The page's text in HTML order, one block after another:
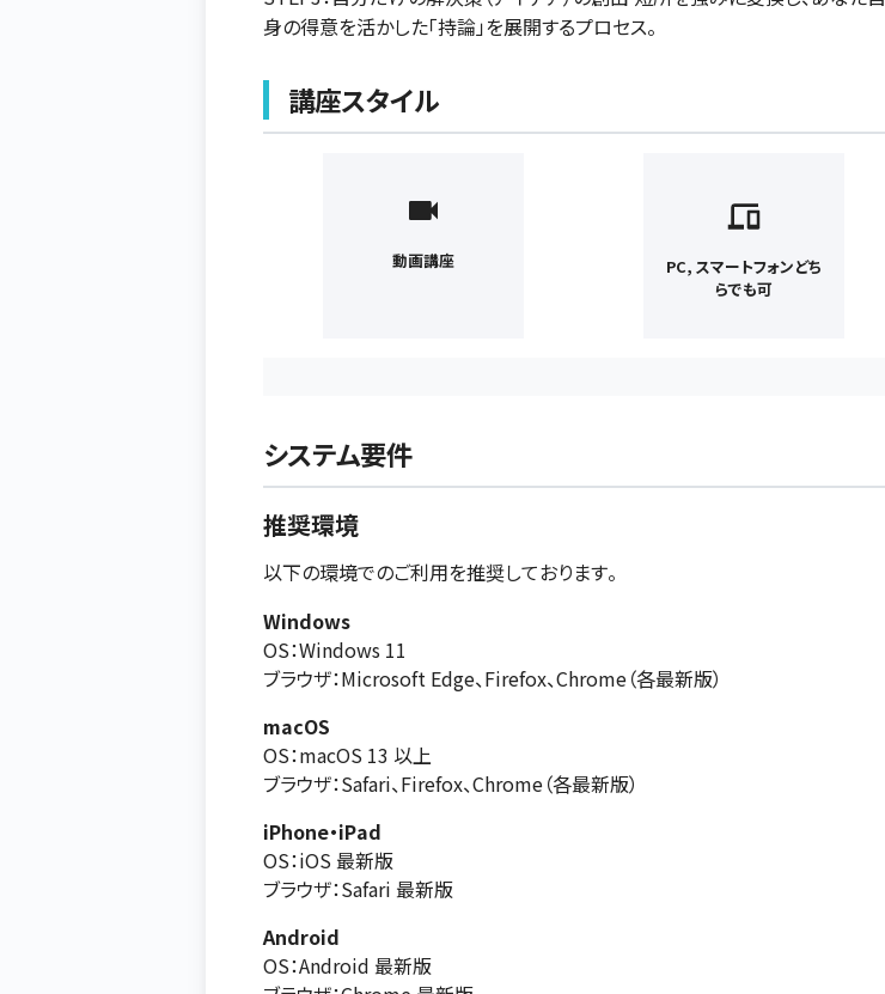
身の得意を活かした「持論」を展開するプロセス。
講座スタイル
動画講座
PC, スマートフォンどち
らでも可
システム要件
推奨環境
以下の環境でのご利用を推奨しております。
Windows
OS：Windows 11
ブラウザ：Microsoft Edge、Firefox、Chrome（各最新版）
macOS
OS：macOS 13 以上
ブラウザ：Safari、Firefox、Chrome（各最新版）
iPhone・iPad
OS：iOS 最新版
ブラウザ：Safari 最新版
Android
OS：Android 最新版